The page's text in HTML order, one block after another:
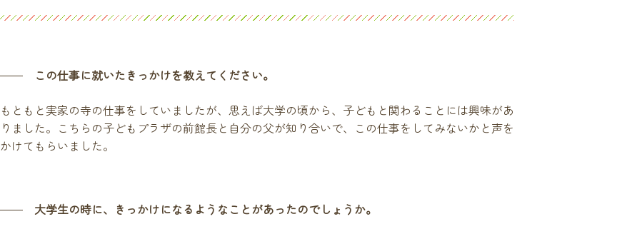
この仕事に就いたきっかけを教えてください。
もともと実家の寺の仕事をしていましたが、思えば大学の頃から、子どもと関わることには興味があ
りました。こちらの子どもプラザの前館長と自分の父が知り合いで、この仕事をしてみないかと声を
かけてもらいました。
大学生の時に、きっかけになるようなことがあったのでしょうか。